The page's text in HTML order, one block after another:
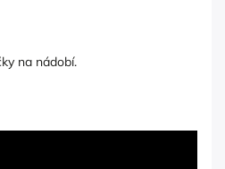
na nádobí.